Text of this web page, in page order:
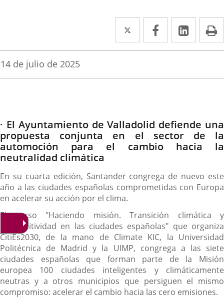
Twitter
Enlace
a
aplicación
Facebook
Enlace
a
aplicación
Enlace
a
Fecha
la
14 de julio de 2025
Descripción
· El Ayuntamiento de Valladolid defiende una
propuesta conjunta en el sector de la
automoción para el cambio hacia la
neutralidad climática
En su cuarta edición, Santander congrega de nuevo este
año a las ciudades españolas comprometidas con Europa
en acelerar su acción por el clima.
El curso "Haciendo misión. Transición climática y
competitividad en las ciudades españolas" que organiza
CitiEs2030, de la mano de Climate KIC, la Universidad
Politécnica de Madrid y la UIMP, congrega a las siete
ciudades españolas que forman parte de la Misión
europea 100 ciudades inteligentes y climáticamente
neutras y a otros municipios que persiguen el mismo
compromiso: acelerar el cambio hacia las cero emisiones.